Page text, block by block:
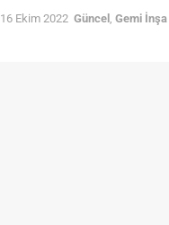
16 Ekim 2022 Güncel Gemi İnşa